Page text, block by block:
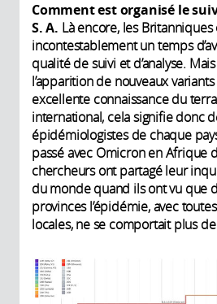
Comment est organisé le
S. A. Là encore, les Britanniques
incontestablement un temps
qualité de suivi et d’analyse.
l’apparition de nouveaux
excellente connaissance du
international, cela signifie donc
épidémiologistes de chaque pays.
passé avec Omicron en Afrique
chercheurs ont partagé leur
du monde quand ils ont vu que
provinces l’épidémie, avec
locales, ne se comportait plus